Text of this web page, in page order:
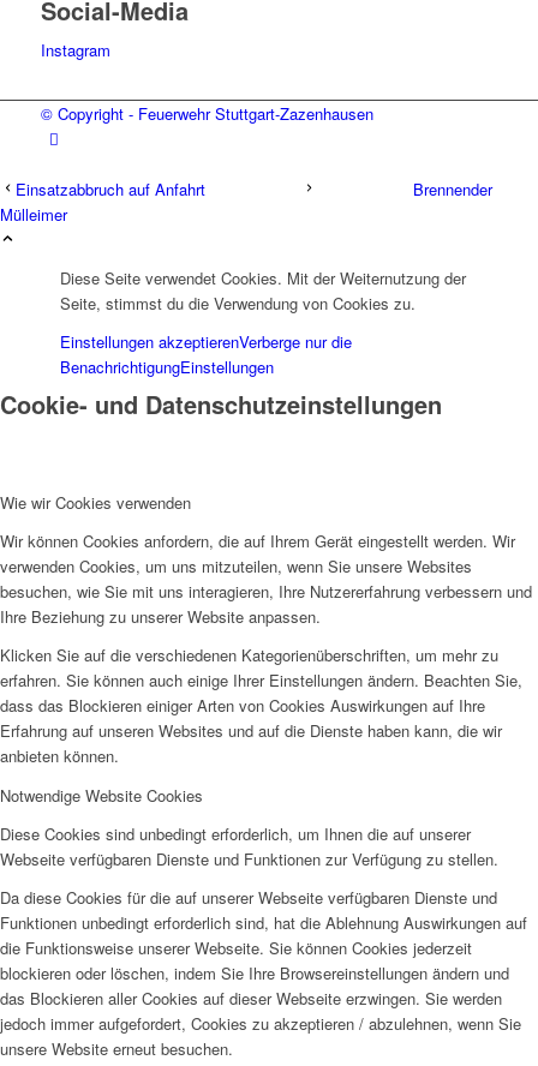
Social-Media
Instagram
© Copyright - Feuerwehr Stuttgart-Zazenhausen
Einsatzabbruch auf Anfahrt
Brennender
Mülleimer
Diese Seite verwendet Cookies. Mit der Weiternutzung der
Seite, stimmst du die Verwendung von Cookies zu.
Einstellungen akzeptierenVerberge nur die
BenachrichtigungEinstellungen
Cookie- und Datenschutzeinstellungen
Wie wir Cookies verwenden
Wir können Cookies anfordern, die auf Ihrem Gerät eingestellt werden. Wir
verwenden Cookies, um uns mitzuteilen, wenn Sie unsere Websites
besuchen, wie Sie mit uns interagieren, Ihre Nutzererfahrung verbessern und
Ihre Beziehung zu unserer Website anpassen.
Klicken Sie auf die verschiedenen Kategorienüberschriften, um mehr zu
erfahren. Sie können auch einige Ihrer Einstellungen ändern. Beachten Sie,
dass das Blockieren einiger Arten von Cookies Auswirkungen auf Ihre
Erfahrung auf unseren Websites und auf die Dienste haben kann, die wir
anbieten können.
Notwendige Website Cookies
Diese Cookies sind unbedingt erforderlich, um Ihnen die auf unserer
Webseite verfügbaren Dienste und Funktionen zur Verfügung zu stellen.
Da diese Cookies für die auf unserer Webseite verfügbaren Dienste und
Funktionen unbedingt erforderlich sind, hat die Ablehnung Auswirkungen auf
die Funktionsweise unserer Webseite. Sie können Cookies jederzeit
blockieren oder löschen, indem Sie Ihre Browsereinstellungen ändern und
das Blockieren aller Cookies auf dieser Webseite erzwingen. Sie werden
jedoch immer aufgefordert, Cookies zu akzeptieren / abzulehnen, wenn Sie
unsere Website erneut besuchen.